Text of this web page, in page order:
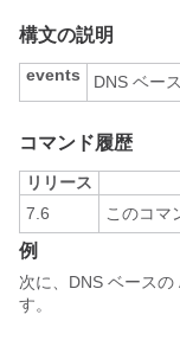
構文の説明
events DNS ベー
コマンド履歴
リリース
7.6
このコマ
例
次に、DNS ベース
す。